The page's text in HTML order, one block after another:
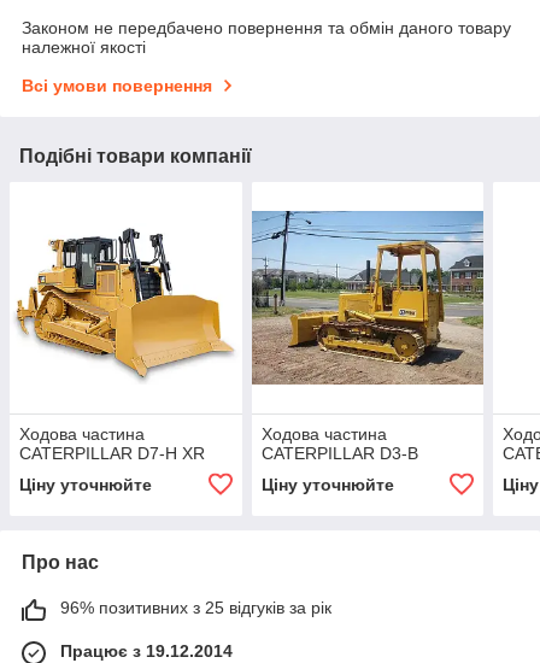
Законом не передбачено повернення та обмін даного товару
належної якості
Всі умови повернення
Подібні товари компанії
Ходова частина
CATERPILLAR D7-H XR
Ціну уточнюйте
Ходова частина
CATERPILLAR D3-B
Ціну уточнюйте
Про нас
96% позитивних з 25 відгуків за рік
Працює з 19.12.2014